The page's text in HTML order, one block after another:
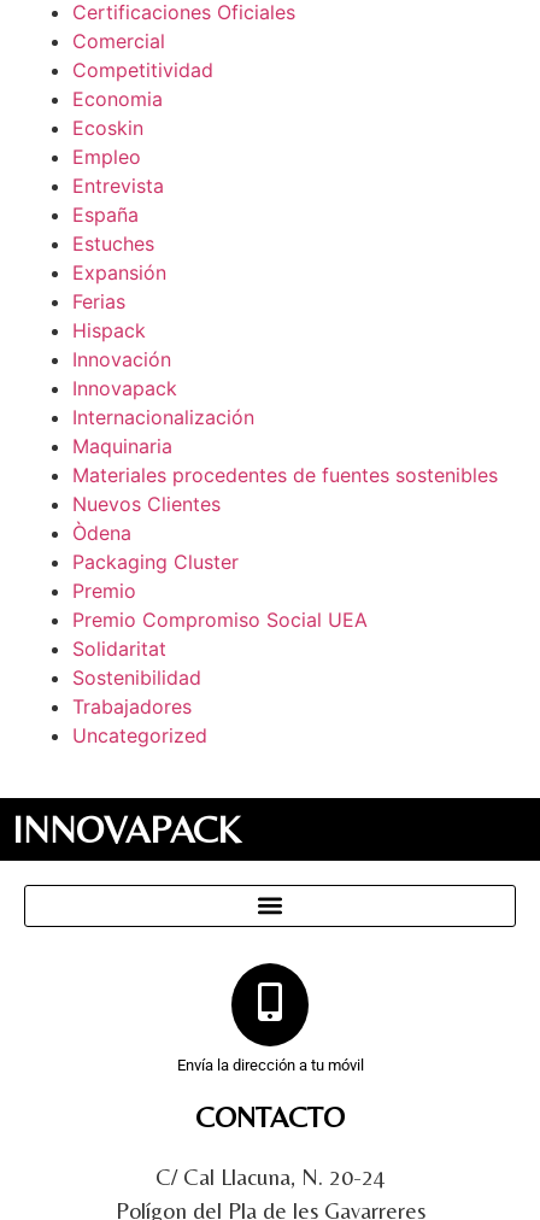
Certificaciones Oficiales
Comercial
Competitividad
Economia
Ecoskin
Empleo
Entrevista
España
Estuches
Expansión
Ferias
Hispack
Innovación
Innovapack
Internacionalización
Maquinaria
Materiales procedentes de fuentes sostenibles
Nuevos Clientes
Òdena
Packaging Cluster
Premio
Premio Compromiso Social UEA
Solidaritat
Sostenibilidad
Trabajadores
Uncategorized
INNOVAPACK
Envía la dirección a tu móvil
CONTACTO
C/ Cal Llacuna, N. 20-24
Polígon del Pla de les Gavarreres